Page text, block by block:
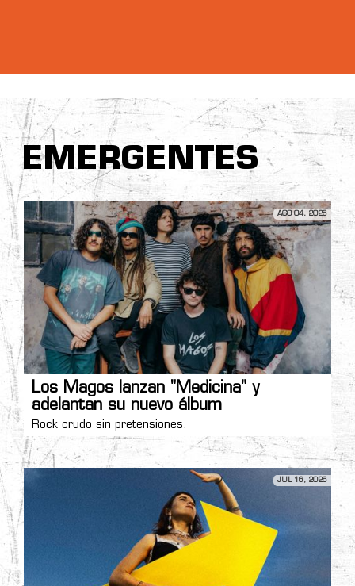
EMERGENTES
AGO 04, 2026
Los Magos lanzan "Medicina" y
adelantan su nuevo álbum
Rock crudo sin pretensiones.
JUL 16, 2026